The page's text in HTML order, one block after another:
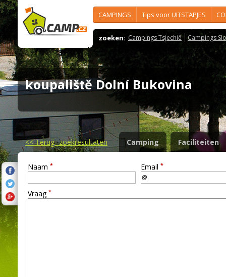
CAMPINGS Tips voor UITSTAPJES
zoeken: Campings Tsjechië Campings
koupaliště Dolní Bukovina
<<Terug- zoekresultaten Camping Faciliteiten
Naam * Email *
Vraag *